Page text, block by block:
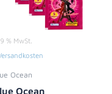
% MwSt.
Ocean
Ocean